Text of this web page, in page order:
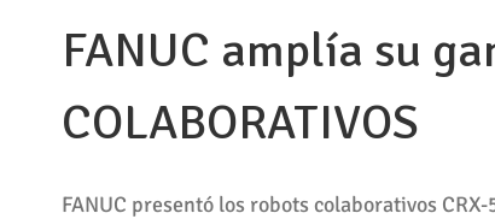
FANUC amplía su
COLABORATIVOS
FANUC presentó los robots colaborativos